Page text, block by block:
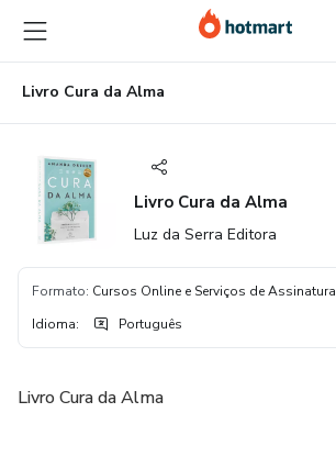
para
o
conteúdo
principal
para
o
pagamento
para
o
rodapé
Livro Cura da Alma
Livro Cura da Alma
Luz da Serra Editora
Formato: Cursos Online e Serviços de Assinatura
Idioma: Português
Livro Cura da Alma